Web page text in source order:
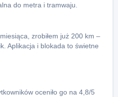
do metra i tramwaju.
zrobiłem już 200 km –
Aplikacja i blokada to świetne
oceniło go na 4,8/5